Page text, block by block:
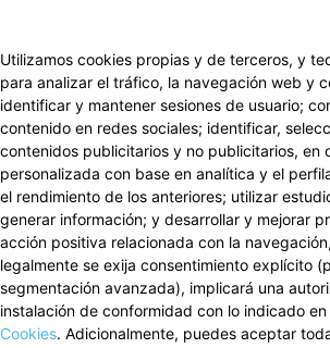
Utilizamos cookies propias y de terceros, y
para analizar el tráfico, la navegación web y
identificar y mantener sesiones de usuario;
contenido en redes sociales; identificar,
contenidos publicitarios y no publicitarios, en
personalizada con base en analítica y el
el rendimiento de los anteriores; utilizar
generar información; y desarrollar y mejorar
acción positiva relacionada con la
legalmente se exija consentimiento explícito
segmentación avanzada), implicará una
instalación de conformidad con lo indicado en
Cookies. Adicionalmente, puedes aceptar